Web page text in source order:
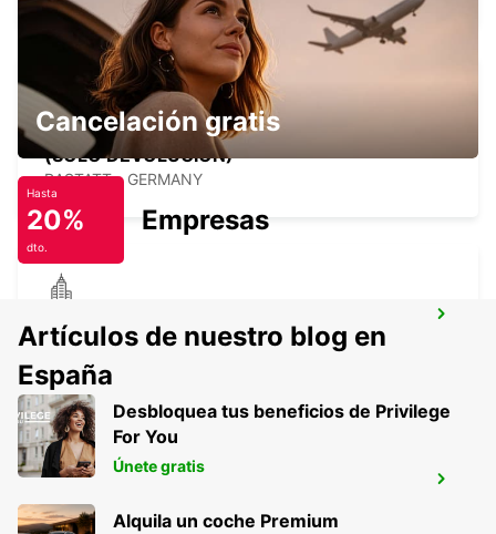
RASTATT MERCEDES-BENZ FORUM
(SOLO DEVOLUCIÓN)
RASTATT - GERMANY
RASTATT
RASTATT - GERMANY
SAVERNE - FRANCE
Cancelación gratis
Hasta
20%
dto.
Empresas
Artículos de nuestro blog en
España
Desbloquea tus beneficios de Privilege
For You
Únete gratis
Alquila un coche Premium